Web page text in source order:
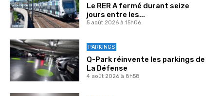
Le RER A fermé durant seize
jours entre les...
5 août 2026 à 15h06
PARKINGS
Q-Park réinvente les parkings de
La Défense
4 août 2026 à 8h58